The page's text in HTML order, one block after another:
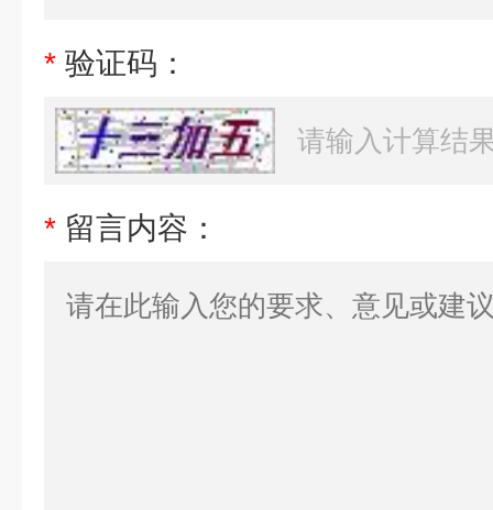
* 验证码：
* 留言内容：